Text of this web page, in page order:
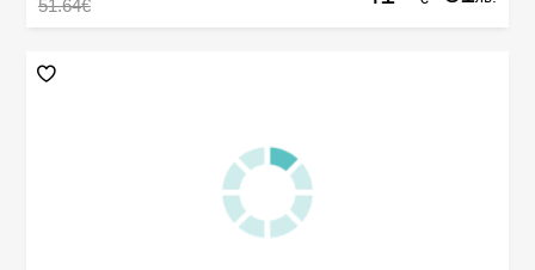
51.64€